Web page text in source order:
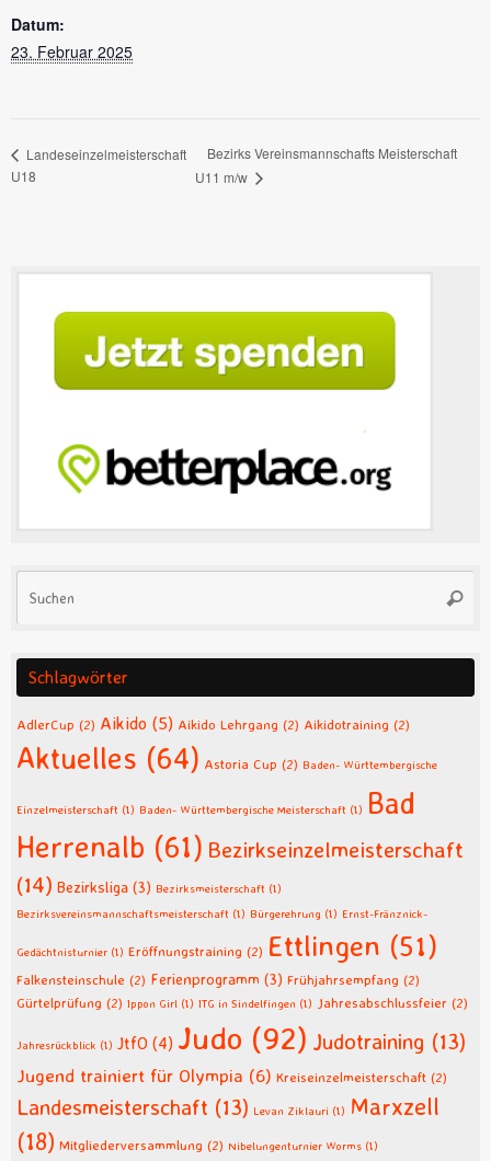
Datum:
23. Februar 2025
Landeseinzelmeisterschaft
U18
Bezirks Vereinsmannschafts Meisterschaft
U11 m/w
Schlagwörter
AdlerCup (2) Aikido (5) Aikido Lehrgang (2) Aikidotraining (2)
Aktuelles (64) Astoria Cup (2) Baden- Württembergische
Einzelmeisterschaft (1) Baden- Württembergische Meisterschaft (1) Bad
Herrenalb (61) Bezirkseinzelmeisterschaft
(14) Bezirksliga (3) Bezirksmeisterschaft (1)
Bezirksvereinsmannschaftsmeisterschaft (1) Bürgerehrung (1) Ernst-Fränznick-
Gedächtnisturnier (1) Eröffnungstraining (2) Ettlingen (51)
Falkensteinschule (2) Ferienprogramm (3) Frühjahrsempfang (2)
Gürtelprüfung (2) Ippon Girl (1) ITG in Sindelfingen (1) Jahresabschlussfeier (2)
Jahresrückblick (1) JtfO (4) Judo (92) Judotraining (13)
Jugend trainiert für Olympia (6) Kreiseinzelmeisterschaft (2)
Landesmeisterschaft (13) Levan Ziklauri (1) Marxzell
(18) Mitgliederversammlung (2) Nibelungenturnier Worms (1)